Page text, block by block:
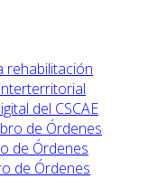
rehabilitación
del CSCAE
de Órdenes
de Órdenes
de Órdenes